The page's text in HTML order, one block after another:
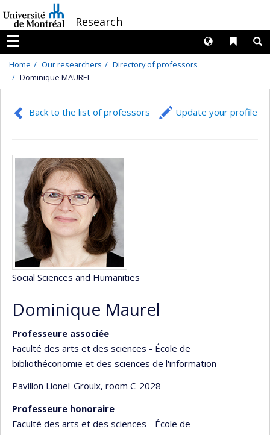
au
contenu
/Research
Menu
Liens
Langues
Home Our researchers
Directory of professors
Dominique MAUREL
Back to the list of professors Update your profile
Social Sciences and Humanities
Dominique Maurel
Professeure associée
Faculté des arts et des sciences - École de
bibliothéconomie et des sciences de l'information
Pavillon Lionel-Groulx, room C-2028
Professeure honoraire
Faculté des arts et des sciences - École de